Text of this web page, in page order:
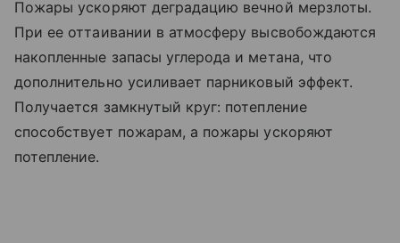
Пожары ускоряют деградацию вечной мерзлоты.
При ее оттаивании в атмосферу высвобождаются
накопленные запасы углерода и метана, что
дополнительно усиливает парниковый эффект.
Получается замкнутый круг: потепление
способствует пожарам, а пожары ускоряют
потепление.